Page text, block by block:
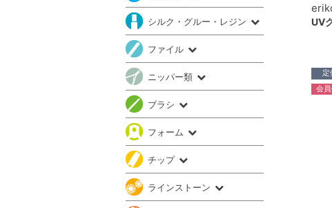
UV
定
会
シルク・グルー・レジン
ファイル
ニッパー類
ブラシ
フォーム
チップ
ラインストーン